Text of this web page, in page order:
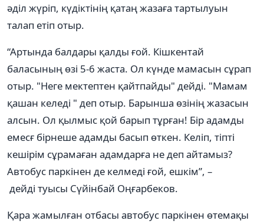
әділ жүріп, күдіктінің қатаң жазаға тартылуын
талап етіп отыр.
“Артында балдары қалды ғой. Кішкентай
баласының өзі 5-6 жаста. Ол күнде мамасын сұрап
отыр. "Неге мектептен қайтпайды" дейді. "Мамам
қашан келеді " деп отыр. Барынша өзінің жазасын
алсын. Ол қылмыс қой барып тұрған! Бір адамды
емесғ бірнеше адамды басып өткен. Келіп, тіпті
кешірім сұрамаған адамдарға не деп айтамыз?
Автобус паркінен де келмеді ғой, ешкім”, –
дейді туысы Сүйінбай Оңғарбеков.
Қара жамылған отбасы автобус паркінен өтемақы